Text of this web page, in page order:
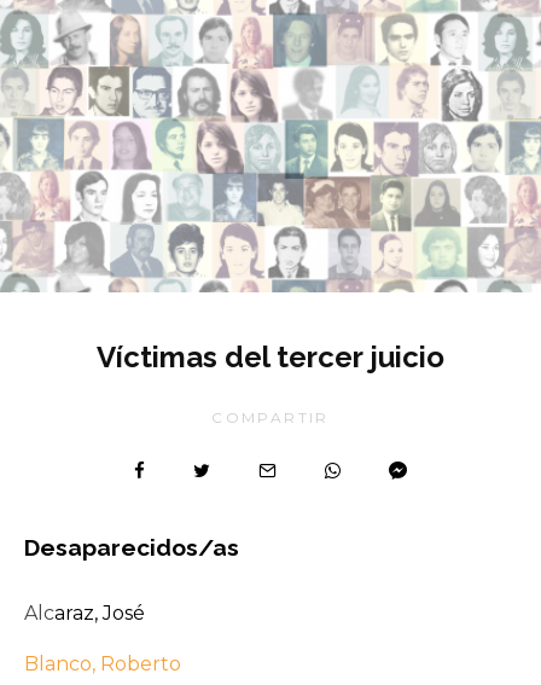
Víctimas del tercer juicio
COMPARTIR
Desaparecidos/as
Alcaraz, José
Blanco, Roberto